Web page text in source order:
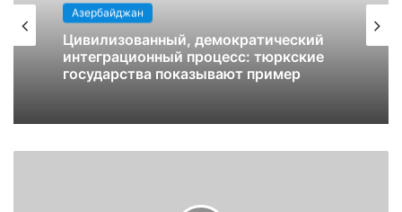
Азербайджан
Цивилизованный, демократический
интеграционный процесс: тюркские
государства показывают пример